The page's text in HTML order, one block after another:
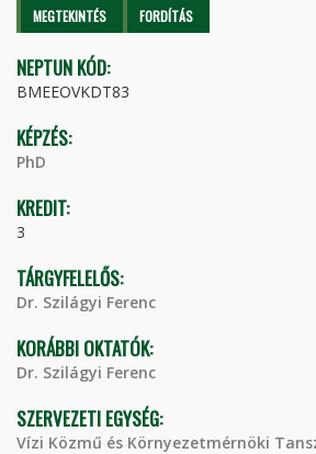
Elsődleges fülek
MEGTEKINTÉS (AKTÍVFORDÍTÁS
NEPTUN KÓD:
BMEEOVKDT83
KÉPZÉS:
PhD
KREDIT:
3
TÁRGYFELELŐS:
Dr. Szilágyi Ferenc
KORÁBBI OKTATÓK:
Dr. Szilágyi Ferenc
SZERVEZETI EGYSÉG:
Vízi Közmű és Környezetmérnöki